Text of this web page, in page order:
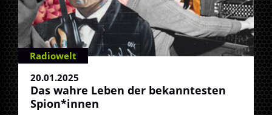
Radiowelt
20.01.2025
Das wahre Leben der bekanntesten
Spion*innen